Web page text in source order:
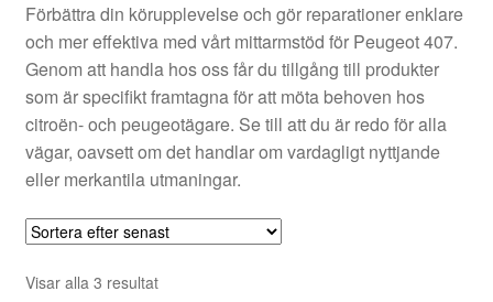
Världsomspännande frakt
Villkor
Förbättra din körupplevelse och gör reparationer enklare
och mer effektiva med vårt mittarmstöd för Peugeot 407.
Genom att handla hos oss får du tillgång till produkter
som är specifikt framtagna för att möta behoven hos
citroën- och peugeotägare. Se till att du är redo för alla
vägar, oavsett om det handlar om vardagligt nyttjande
eller merkantila utmaningar.
Visar alla 3 resultatSortera